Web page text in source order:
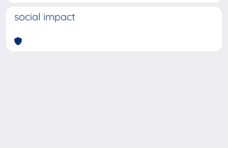
social impact